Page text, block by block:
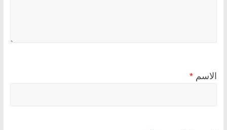
الاسم *